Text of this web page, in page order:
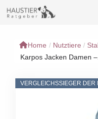
Inhalt
Home / Nutztiere /
Karpos Jacken Damen
VERGLEICHSSIEGER DER